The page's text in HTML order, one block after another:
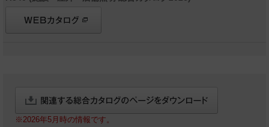
※2026年5月時の情報です。